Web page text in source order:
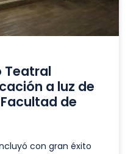
Teatral
a luz de
de
con gran éxito